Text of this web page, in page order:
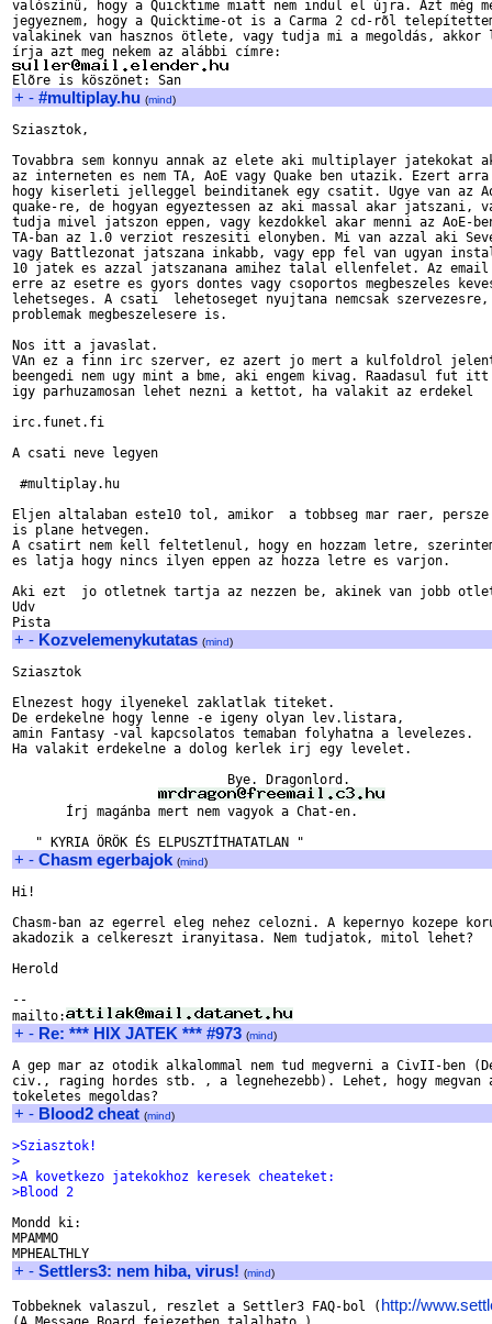
valószínû, hogy a Quicktime miatt nem indul el újra. Azt még
jegyeznem, hogy a Quicktime-ot is a Carma 2 cd-rõl
valakinek van hasznos ötlete, vagy tudja mi a megoldás, akkor
+ - #multiplay.hu (mind)
Sziasztok,
Tovabbra sem konnyu annak az elete aki multiplayer jatekokat
az interneten es nem TA, AoE vagy Quake ben utazik. Ezert arra
hogy kiserleti jelleggel beinditanek egy csatit. Ugye van az
quake-re, de hogyan egyeztessen az aki massal akar jatszani,
tudja mivel jatszon eppen, vagy kezdokkel akar menni az AoE-
TA-ban az 1.0 verziot reszesiti elonyben. Mi van azzal aki
vagy Battlezonat jatszana inkabb, vagy epp fel van ugyan
10 jatek es azzal jatszanana amihez talal ellenfelet. Az email
erre az esetre es gyors dontes vagy csoportos megbeszeles
lehetseges. A csati  lehetoseget nyujtana nemcsak szervezesre,
problemak megbeszelesere is.
Nos itt a javaslat.
VAn ez a finn irc szerver, ez azert jo mert a kulfoldrol
beengedi nem ugy mint a bme, aki engem kivag. Raadasul fut
igy parhuzamosan lehet nezni a kettot, ha valakit az erdekel
irc.funet.fi
A csati neve legyen
#multiplay.hu
Eljen altalaban este10 tol, amikor  a tobbseg mar raer,
is plane hetvegen.
A csatirt nem kell feltetlenul, hogy en hozzam letre,
es latja hogy nincs ilyen eppen az hozza letre es varjon.
Aki ezt  jo otletnek tartja az nezzen be, akinek van jobb
Udv
+ - Kozvelemenykutatas (mind)
Sziasztok
Elnezest hogy ilyenekel zaklatlak titeket.
De erdekelne hogy lenne -e igeny olyan lev.listara,
amin Fantasy -val kapcsolatos temaban folyhatna a levelezes.
Ha valakit erdekelne a dolog kerlek irj egy levelet.
                            Bye. Dragonlord.
       Írj magánba mert nem vagyok a Chat-en.
+ - Chasm egerbajok (mind)
Hi!
Chasm-ban az egerrel eleg nehez celozni. A kepernyo kozepe
akadozik a celkereszt iranyitasa. Nem tudjatok, mitol lehet?
Herold
--
mailto:
+ - Re: *** HIX JATEK *** #973 (mind)
A gep mar az otodik alkalommal nem tud megverni a CivII-ben
civ., raging hordes stb. , a legnehezebb). Lehet, hogy megvan
+ - Blood2 cheat (mind)
>Sziasztok!
>
>A kovetkezo jatekokhoz keresek cheateket:
>Blood 2
Mondd ki:
MPAMMO
+ - Settlers3: nem hiba, virus! (mind)
Tobbeknek valaszul, reszlet a Settler3 FAQ-bol ( http://